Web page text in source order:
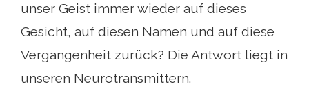
unser Geist immer wieder auf dieses
Gesicht, auf diesen Namen und auf diese
Vergangenheit zurück? Die Antwort liegt in
unseren Neurotransmittern.